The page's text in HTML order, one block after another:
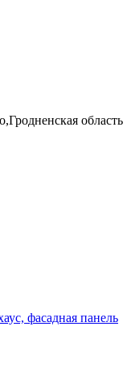
область
фасадная панель